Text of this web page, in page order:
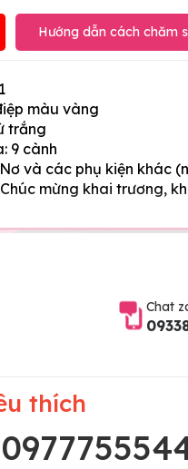
Hướng dẫn cách chăm
màu vàng
trắng
9 cành
và các phụ kiện khác
mừng khai trương,
Chat
thích